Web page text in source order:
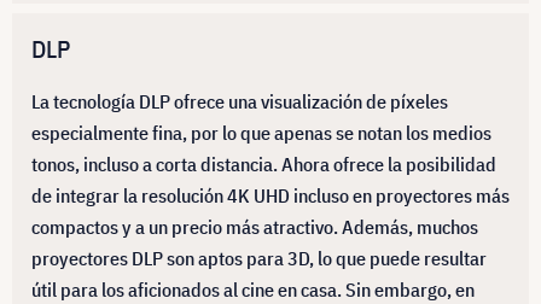
DLP
La tecnología DLP ofrece una visualización de píxeles
especialmente fina, por lo que apenas se notan los medios
tonos, incluso a corta distancia. Ahora ofrece la posibilidad
de integrar la resolución 4K UHD incluso en proyectores más
compactos y a un precio más atractivo. Además, muchos
proyectores DLP son aptos para 3D, lo que puede resultar
útil para los aficionados al cine en casa. Sin embargo, en